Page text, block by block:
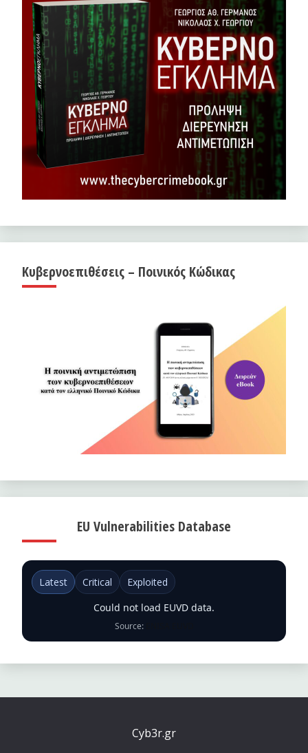
Κυβερνοεπιθέσεις – Ποινικός Κώδικας
EU Vulnerabilities Database
Latest Critical
Exploited
Could not load EUVD data.
Source:
Cyb3r.gr